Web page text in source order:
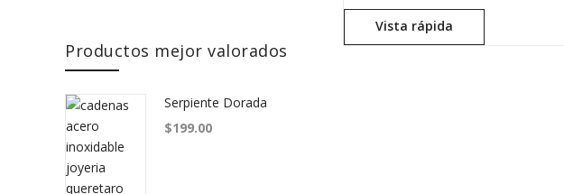
Vista rápida
Productos mejor valorados
Serpiente Dorada
$199.00